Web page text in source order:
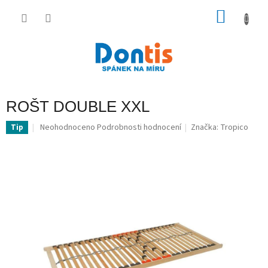
ROŠT DOUBLE XXL
Tip
Průměrné
Neohodnoceno Podrobnosti hodnocení Značka: Tropico